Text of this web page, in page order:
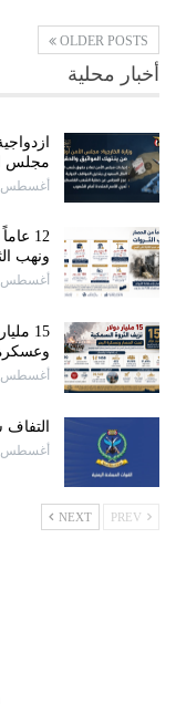
OLDER POSTS
أخبار محلية
مجلس
أغسطس 8, 2026
12
ونهب
أغسطس 8, 2026
15
وعسكرة
أغسطس 8, 2026
أغسطس 8, 2026
NEXT